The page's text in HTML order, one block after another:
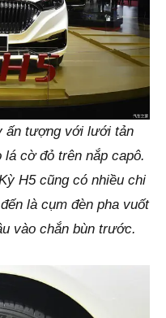
ấn tượng với lưới tản
cờ đỏ trên nắp capô.
H5 cũng có nhiều chi
là cụm đèn pha vuốt
vào chắn bùn trước.